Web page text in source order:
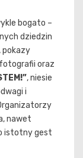
bogato –
dziedzin
pokazy
oraz
, niesie
i
nawet
istotny gest